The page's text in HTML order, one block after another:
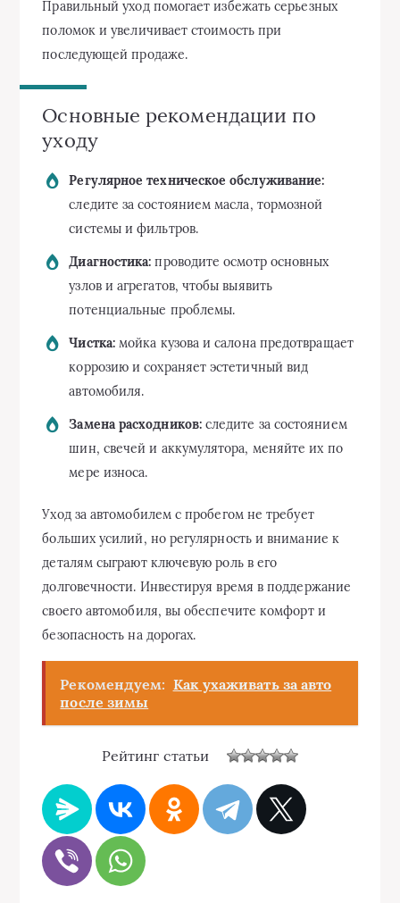
Правильный уход помогает избежать серьезных
поломок и увеличивает стоимость при
последующей продаже.
Основные рекомендации по
уходу
Регулярное техническое обслуживание:
следите за состоянием масла, тормозной
системы и фильтров.
Диагностика: проводите осмотр основных
узлов и агрегатов, чтобы выявить
потенциальные проблемы.
Чистка:мойка кузова и салона предотвращает
коррозию и сохраняет эстетичный вид
автомобиля.
Замена расходников:следите за состоянием
шин, свечей и аккумулятора, меняйте их по
мере износа.
Уход за автомобилем с пробегом не требует
больших усилий, но регулярность и внимание к
деталям сыграют ключевую роль в его
долговечности. Инвестируя время в поддержание
своего автомобиля, вы обеспечите комфорт и
безопасность на дорогах.
Рекомендуем: Как ухаживать за авто
после зимы
Рейтинг статьи